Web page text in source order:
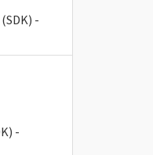
-
-